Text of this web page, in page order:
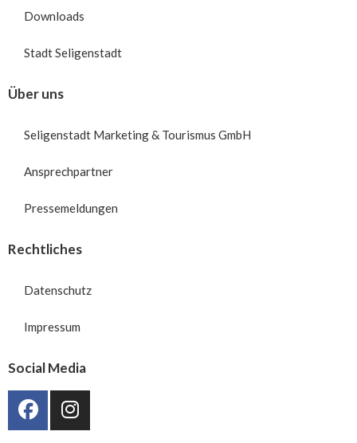
Downloads
Stadt Seligenstadt
Über uns
Seligenstadt Marketing & Tourismus GmbH
Ansprechpartner
Pressemeldungen
Rechtliches
Datenschutz
Impressum
Social Media